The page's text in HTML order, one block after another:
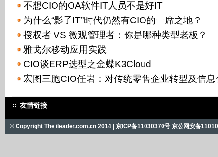
不想CIO的OA软件IT人员不是好IT
为什么“影子IT”时代仍然有CIO的一席之地？
授权者 VS 微观管理者：你是哪种类型老板？
雅戈尔移动应用实践
CIO谈ERP选型之金蝶K3Cloud
宏图三胞CIO任岩：对传统零售企业转型及信
友情链接
© Copyright The ileader.com.cn 2014 | 京ICP备11030370号 京公网安备